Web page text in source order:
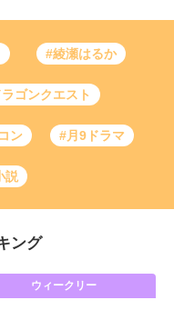
#綾瀬はるか
ゴンクエスト
ン #月9ドラマ
説
ング
ウィークリー